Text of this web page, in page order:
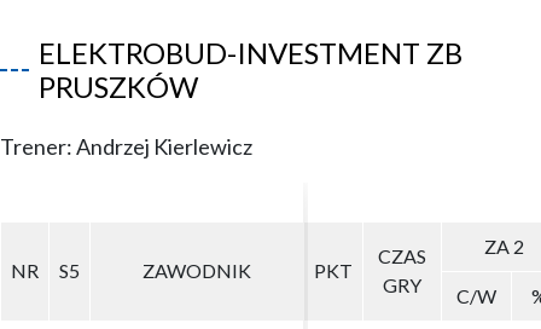
ELEKTROBUD-INVESTMENT ZB
PRUSZKÓW
Trener: Andrzej Kierlewicz
NR S5 ZAWODNIK PKT
CZAS
GRY
ZA 2
C/W
NR S5 ZAWODNIK PKT
CZAS
GRY
ZA 2
C/W